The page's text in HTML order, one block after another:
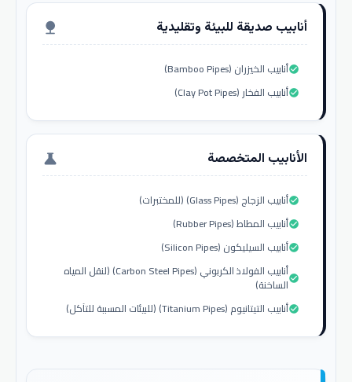
أنابيب صديقة للبيئة وتقليدية nature
أنابيب الخيزران (Bamboo Pipes)check_circle
أنابيب الفخار (Clay Pot Pipes)check_circle
الأنابيب المتخصصة science
أنابيب الزجاج (Glass Pipes) (للمختبرات)check_circle
أنابيب المطاط (Rubber Pipes)check_circle
أنابيب السيليكون (Silicon Pipes)check_circle
أنابيب الفولاذ الكربوني (Carbon Steel Pipes) (لنقل المياه
الساخنة)check_circle
أنابيب التيتانيوم (Titanium Pipes) (للبيئات المسببة للتآكل)check_circle